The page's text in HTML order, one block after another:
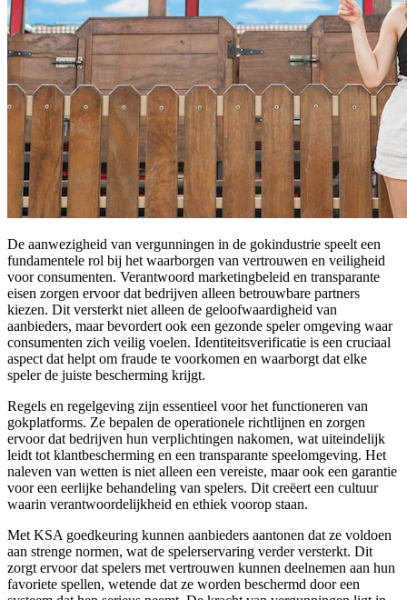
De aanwezigheid van vergunningen in de gokindustrie speelt een
fundamentele rol bij het waarborgen van vertrouwen en veiligheid
voor consumenten. Verantwoord marketingbeleid en transparante
eisen zorgen ervoor dat bedrijven alleen betrouwbare partners
kiezen. Dit versterkt niet alleen de geloofwaardigheid van
aanbieders, maar bevordert ook een gezonde speler omgeving waar
consumenten zich veilig voelen. Identiteitsverificatie is een cruciaal
aspect dat helpt om fraude te voorkomen en waarborgt dat elke
speler de juiste bescherming krijgt.
Regels en regelgeving zijn essentieel voor het functioneren van
gokplatforms. Ze bepalen de operationele richtlijnen en zorgen
ervoor dat bedrijven hun verplichtingen nakomen, wat uiteindelijk
leidt tot klantbescherming en een transparante speelomgeving. Het
naleven van wetten is niet alleen een vereiste, maar ook een garantie
voor een eerlijke behandeling van spelers. Dit creëert een cultuur
waarin verantwoordelijkheid en ethiek voorop staan.
Met KSA goedkeuring kunnen aanbieders aantonen dat ze voldoen
aan strenge normen, wat de spelerservaring verder versterkt. Dit
zorgt ervoor dat spelers met vertrouwen kunnen deelnemen aan hun
favoriete spellen, wetende dat ze worden beschermd door een